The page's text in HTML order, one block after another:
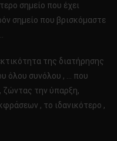
σημείο που έχει
σημείο που βρισκόμαστε
της διατήρησης
όλου συνόλου , … που
ζώντας την ύπαρξη,
, το ιδανικότερο ,